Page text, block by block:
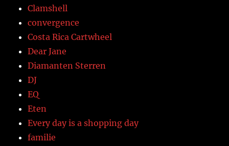
Clamshell
convergence
Costa Rica Cartwheel
Dear Jane
Diamanten Sterren
DJ
EQ
Eten
Every day is a shopping day
familie